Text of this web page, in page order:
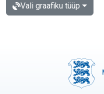
Vali graafiku tüüp